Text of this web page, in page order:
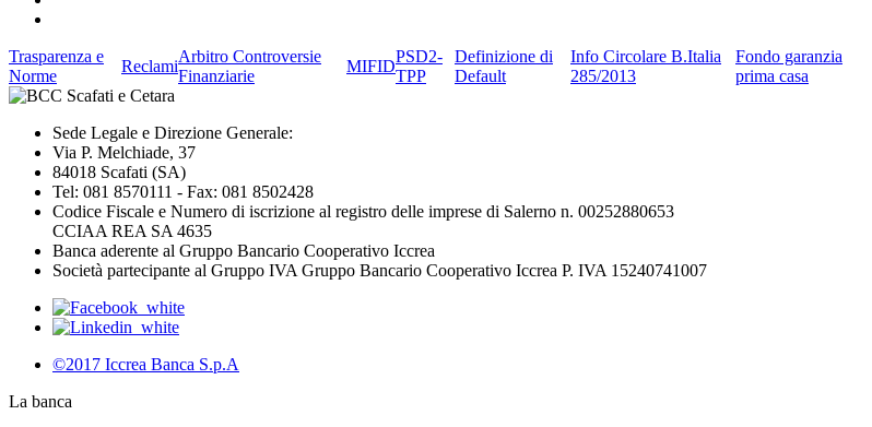
Trasparenza e
Norme
Reclami
Arbitro Controversie
Finanziarie
MIFID
PSD2-
TPP
Definizione di
Default
Info Circolare B.Italia
285/2013
Fondo garanzia
prima casa
Sede Legale e Direzione Generale:
Via P. Melchiade, 37
84018 Scafati (SA)
Tel: 081 8570111 - Fax: 081 8502428
Codice Fiscale e Numero di iscrizione al registro delle imprese di Salerno n. 00252880653
CCIAA REA SA 4635
Banca aderente al Gruppo Bancario Cooperativo Iccrea
Società partecipante al Gruppo IVA Gruppo Bancario Cooperativo Iccrea P. IVA 15240741007
©2017 Iccrea Banca S.p.A
La banca